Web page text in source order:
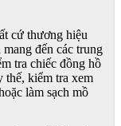
cứ thương hiệu
đến các trung
tra chiếc đồng hồ
thế, kiểm tra xem
làm sạch mồ